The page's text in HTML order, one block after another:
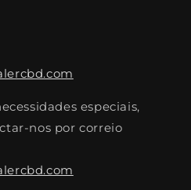
especiais,
nos por correio